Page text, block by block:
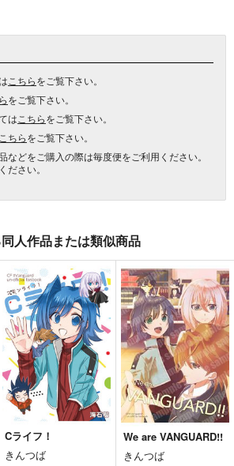
こちらをご覧下さい。
をご覧下さい。
は こちらをご覧下さい。
こちらをご覧下さい。
などをご購入の際は毎度便をご利用ください。
ださい。
人作品または類似商品
Cライフ！
きんつば
We are VANGUARD!!
きんつば